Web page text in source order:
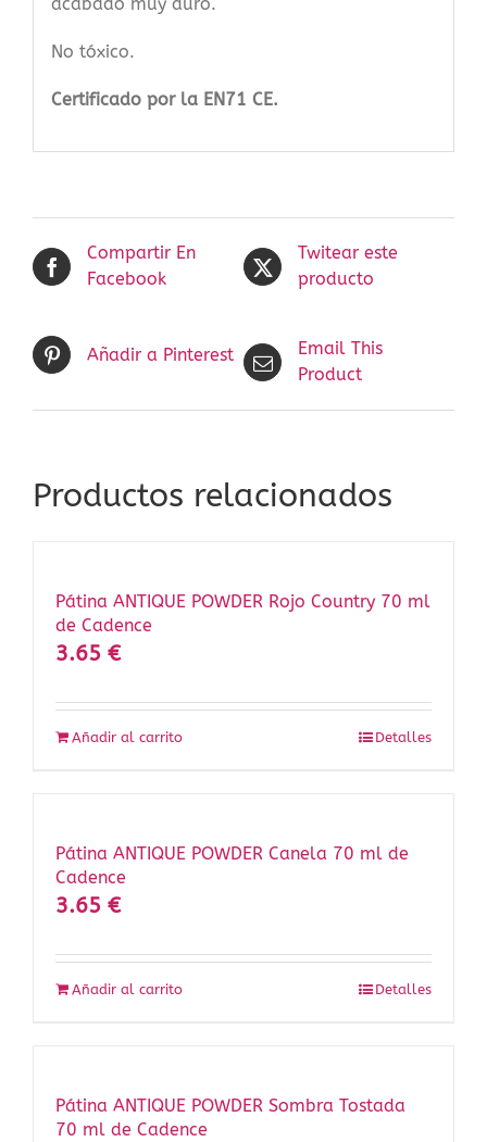
No tóxico.
Certificado por la EN71 CE.
Compartir En
Facebook
Twitear este
producto
Añadir a Pinterest
Email This
Product
Productos relacionados
Pátina ANTIQUE POWDER Rojo Country 70 ml
de Cadence
3.65 €
Añadir al carrito Detalles
Pátina ANTIQUE POWDER Canela 70 ml de
Cadence
3.65 €
Añadir al carrito Detalles
Pátina ANTIQUE POWDER Sombra Tostada
70 ml de Cadence